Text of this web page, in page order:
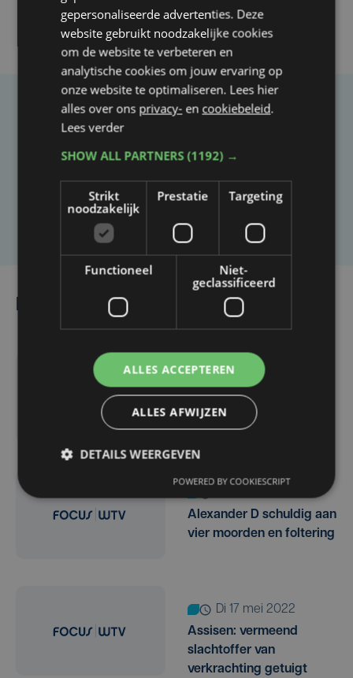
Taalfout opgemerkt?
artikel?
Laat het ons weten
di 31 mei 2022
Assisen: Alexander Dean
gaat in cassatieberoep
Alexander D schuldig aan
vier moorden en foltering
di 17 mei 2022
Assisen: vermeend
slachtoffer van
verkrachting getuigt
gepersonaliseerde advertenties. Deze
website gebruikt noodzakelijke cookies
om de website te verbeteren en
analytische cookies om jouw ervaring op
onze website te optimaliseren. Lees hier
alles over ons privacy- en cookiebeleid.
Lees verder
SHOW ALL PARTNERS(1192) →
Strikt
noodzakelijk
Prestatie Targeting
Functioneel
Niet-
geclassificeerd
ALLES ACCEPTEREN
ALLES AFWIJZEN
DETAILS WEERGEVEN
POWERED BY COOKIESCRIPT